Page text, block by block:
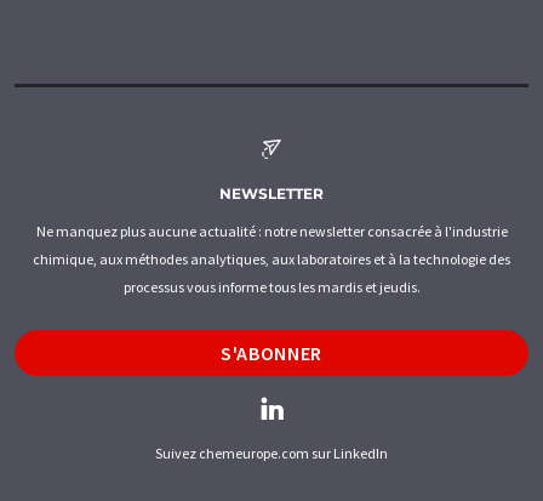
NEWSLETTER
Ne manquez plus aucune actualité : notre newsletter consacrée à l'industrie
chimique, aux méthodes analytiques, aux laboratoires et à la technologie des
processus vous informe tous les mardis et jeudis.
S'ABONNER
Suivez chemeurope.com sur LinkedIn